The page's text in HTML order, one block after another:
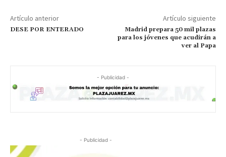
Artículo anterior
DESE POR ENTERADO
Artículo siguiente
Madrid prepara 50 mil plazas
para los jóvenes que acudirán a
ver al Papa
- Publicidad -
- Publicidad -